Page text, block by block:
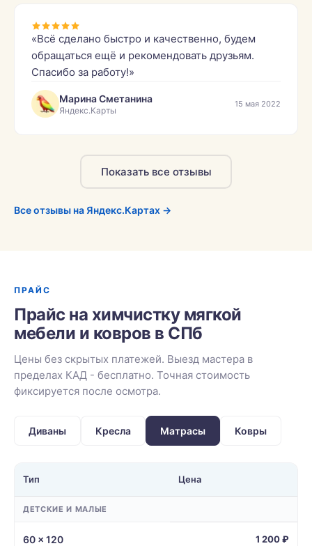
«Всё сделано быстро и качественно, будем
обращаться ещё и рекомендовать друзьям.
Спасибо за работу!»
Марина Сметанина
Яндекс.Карты
15 мая 2022
Показать все отзывы
Все отзывы на Яндекс.Картах →
ПРАЙС
Прайс на химчистку мягкой
мебели и ковров в СПб
Цены без скрытых платежей. Выезд мастера в
пределах КАД - бесплатно. Точная стоимость
фиксируется после осмотра.
Диваны Кресла Матрасы Ковры
Тип Цена
ДЕТСКИЕ И МАЛЫЕ
60 × 120 1 200 ₽